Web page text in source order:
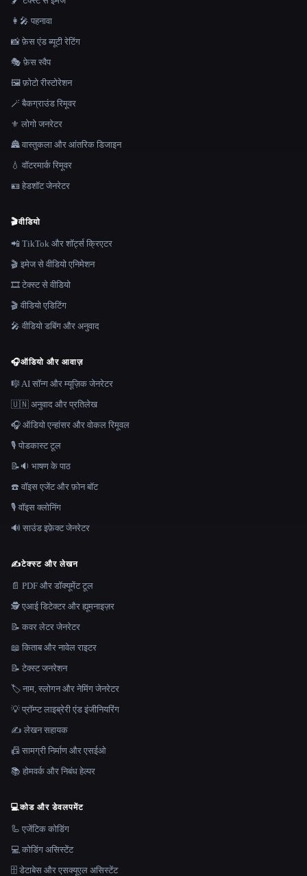
👩‍🎤 पहनावा
📸 फ़ेस एंड ब्यूटी रेटिंग
🎭 फ़ेस स्वैप
🖼️ फ़ोटो रीस्टोरेशन
🪄 बैकग्राउंड रिमूवर
⚜️ लोगो जनरेटर
🏯 वास्तुकला और आंतरिक डिजाइन
💧 वॉटरमार्क रिमूवर
🪪 हेडशॉट जेनरेटर
🎬वीडियो
📲 TikTok और शॉर्ट्स क्रिएटर
🎬 इमेज से वीडियो एनिमेशन
🎞️ टेक्स्ट से वीडियो
🎬 वीडियो एडिटिंग
🎤 वीडियो डबिंग और अनुवाद
🎧ऑडियो और आवाज़
🎼 AI सॉन्ग और म्यूज़िक जेनरेटर
🇺🇳 अनुवाद और प्रतिलेख
🎧 ऑडियो एन्हांसर और वोकल रिमूवल
🎙️ पोडकास्ट टूल
📝🔉 भाषण के पाठ
☎️ वॉइस एजेंट और फ़ोन बॉट
🎙️ वॉइस क्लोनिंग
🔊 साउंड इफ़ेक्ट जेनरेटर
✍️टेक्स्ट और लेखन
📄 PDF और डॉक्यूमेंट टूल
🕵️ एआई डिटेक्टर और ह्यूमनाइज़र
📝 कवर लेटर जेनरेटर
📖 किताब और नावेल राइटर
📝 टेक्स्ट जनरेशन
🏷️ नाम, स्लोगन और नेमिंग जेनरेटर
💡 प्रॉम्प्ट लाइब्रेरी एंड इंजीनियरिंग
✍️ लेखन सहायक
📠 सामग्री निर्माण और एसईओ
📚 होमवर्क और निबंध हेल्पर
💻कोड और डेवलपमेंट
🦾 एजेंटिक कोडिंग
💻 कोडिंग असिस्टेंट
🗄️ डेटाबेस और एसक्यूएल असिस्टेंट